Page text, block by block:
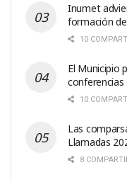
Inumet
formación
10
El Municipio
conferencias
10
Las
Llamadas
8